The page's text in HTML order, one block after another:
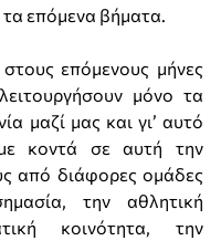
τα επόμενα βήματα.
επόμενους μήνες
μόνο τα
μαζί μας και γι’ αυτό
κοντά σε αυτή την
από διάφορες ομάδες
την αθλητική
κοινότητα, την